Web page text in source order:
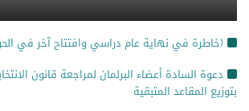
(خاطرة في نهاية عام دراسي وافتتاح آخر في
دعوة السادة أعضاء البرلمان لمراجعة قانون
بتوزيع المقاعد المتبقية